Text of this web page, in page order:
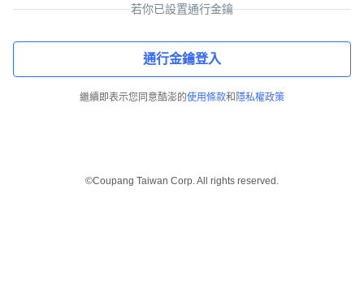
若你已設置通行金鑰
通行金鑰登入
繼續即表示您同意酷澎的使用條款和 隱私權政策
©Coupang Taiwan Corp. All rights reserved.